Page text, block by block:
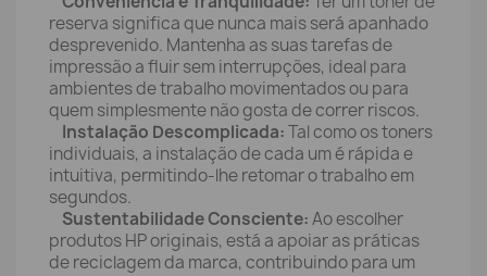
reserva significa que nunca mais será apanhado
desprevenido. Mantenha as suas tarefas de
impressão a fluir sem interrupções, ideal para
ambientes de trabalho movimentados ou para
quem simplesmente não gosta de correr riscos.
Instalação Descomplicada:Tal como os toners
individuais, a instalação de cada um é rápida e
intuitiva, permitindo-lhe retomar o trabalho em
segundos.
Sustentabilidade Consciente:Ao escolher
produtos HP originais, está a apoiar as práticas
de reciclagem da marca, contribuindo para um